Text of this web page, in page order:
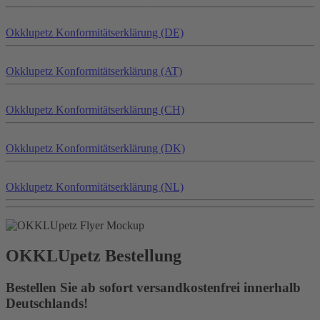
Okklupetz Konformitätserklärung (DE)
Okklupetz Konformitätserklärung (AT)
Okklupetz Konformitätserklärung (CH)
Okklupetz Konformitätserklärung (DK)
Okklupetz Konformitätserklärung (NL)
OKKLUpetz Bestellung
Bestellen Sie ab sofort versandkostenfrei innerhalb
Deutschlands!